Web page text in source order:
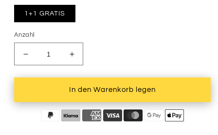
1+1 GRATIS
Anzahl
Verringere
die
Menge
GRATIS
Erhöhe
die
Menge
für
GRATIS
|
In den Warenkorb legen